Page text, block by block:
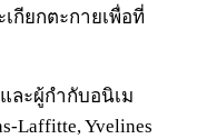
กียกตะกายเพื่อที่
ละผู้กำกับอนิเม
Laffitte, Yvelines